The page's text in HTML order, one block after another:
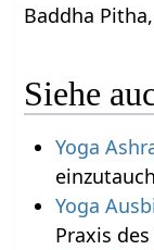
Baddha
Siehe
Yoga
Yoga
Praxis